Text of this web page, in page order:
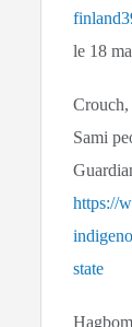
le 18
Crouch,
Sami
https://
state